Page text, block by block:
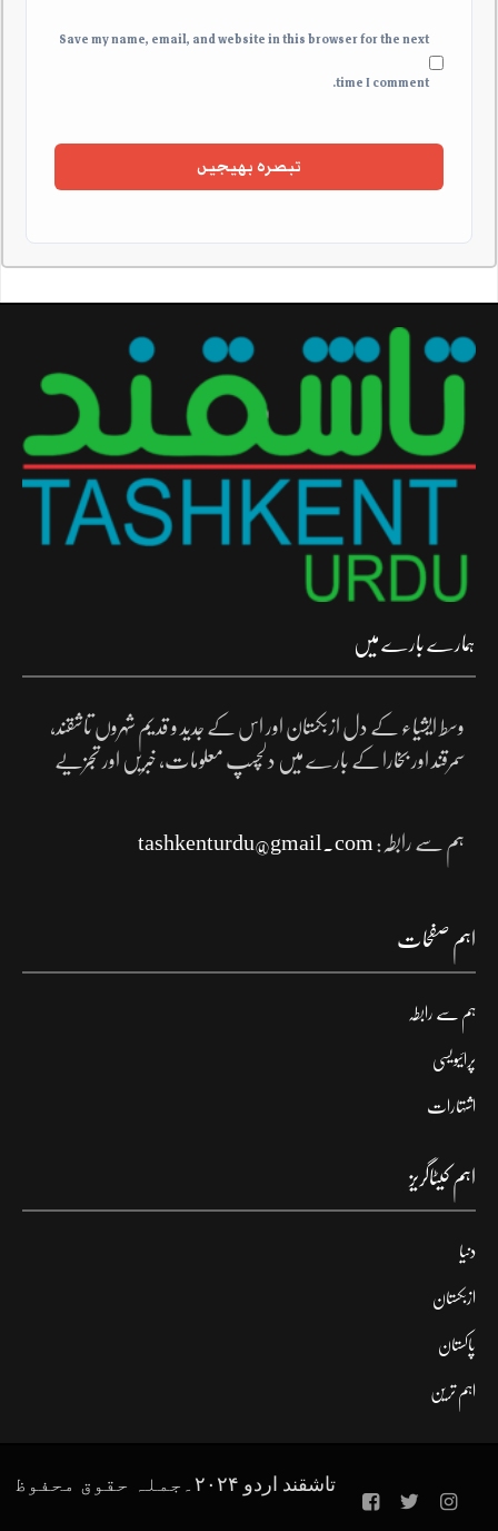
Save my name, email, and website in this browser for the next
time I comment.
ہمارے بارے میں
وسط ایشیاء کے دل ازبکستان اور اس کے جدید و قدیم شہروں تاشقند،
سمرقند اور بخارا کے بارے میں دلچسپ معلومات، خبریں اور تجزیے
ہم سے رابطہ: tashkenturdu@gmail.com
اہم صفحات
ہم سے رابطہ
پرائیویسی
اشتہارات
اہم کیٹاگریز
دنیا
ازبکستان
پاکستان
اہم ترین
تاشقند اردو ۲۰۲۴۔جملہ حقوق محفوظ